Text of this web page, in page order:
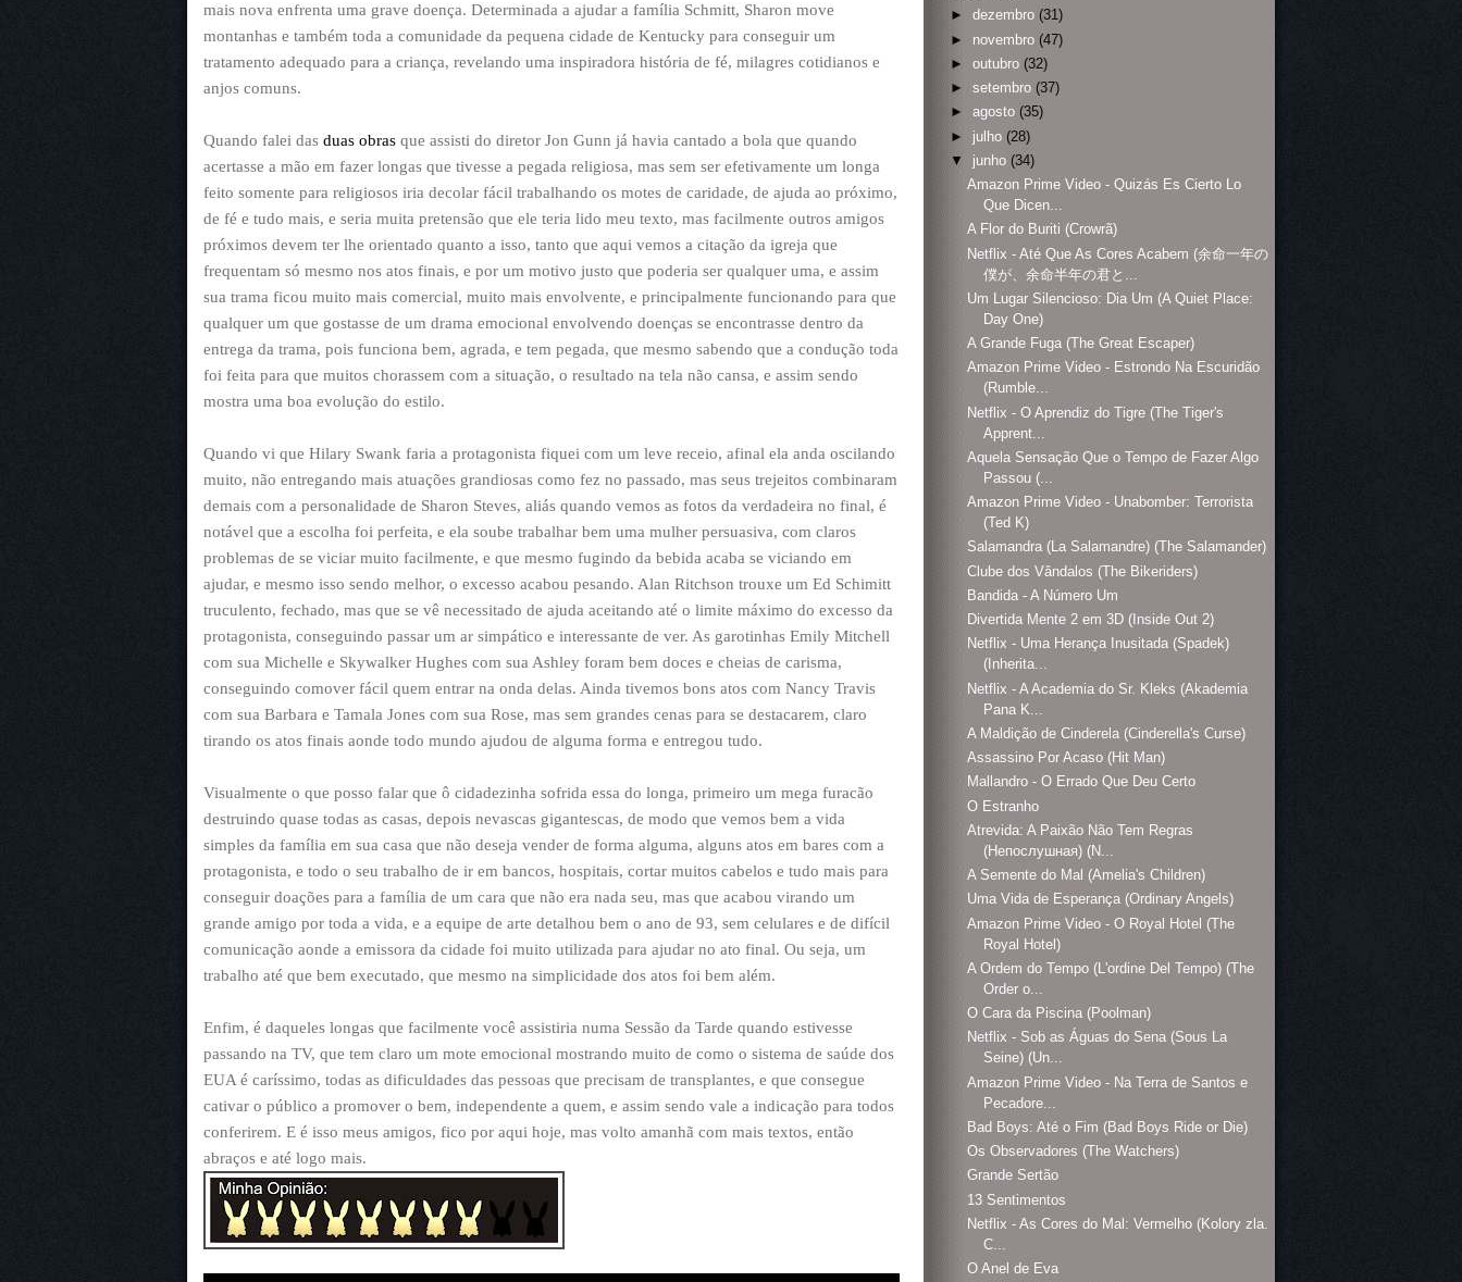
mais nova enfrenta uma grave doença. Determinada a ajudar a família Schmitt, Sharon move
montanhas e também toda a comunidade da pequena cidade de Kentucky para conseguir um
tratamento adequado para a criança, revelando uma inspiradora história de fé, milagres cotidianos e
anjos comuns.
Quando falei das duas obras que assisti do diretor Jon Gunn já havia cantado a bola que quando
acertasse a mão em fazer longas que tivesse a pegada religiosa, mas sem ser efetivamente um longa
feito somente para religiosos iria decolar fácil trabalhando os motes de caridade, de ajuda ao próximo,
de fé e tudo mais, e seria muita pretensão que ele teria lido meu texto, mas facilmente outros amigos
próximos devem ter lhe orientado quanto a isso, tanto que aqui vemos a citação da igreja que
frequentam só mesmo nos atos finais, e por um motivo justo que poderia ser qualquer uma, e assim
sua trama ficou muito mais comercial, muito mais envolvente, e principalmente funcionando para que
qualquer um que gostasse de um drama emocional envolvendo doenças se encontrasse dentro da
entrega da trama, pois funciona bem, agrada, e tem pegada, que mesmo sabendo que a condução toda
foi feita para que muitos chorassem com a situação, o resultado na tela não cansa, e assim sendo
mostra uma boa evolução do estilo.
Quando vi que Hilary Swank faria a protagonista fiquei com um leve receio, afinal ela anda oscilando
muito, não entregando mais atuações grandiosas como fez no passado, mas seus trejeitos combinaram
demais com a personalidade de Sharon Steves, aliás quando vemos as fotos da verdadeira no final, é
notável que a escolha foi perfeita, e ela soube trabalhar bem uma mulher persuasiva, com claros
problemas de se viciar muito facilmente, e que mesmo fugindo da bebida acaba se viciando em
ajudar, e mesmo isso sendo melhor, o excesso acabou pesando. Alan Ritchson trouxe um Ed Schimitt
truculento, fechado, mas que se vê necessitado de ajuda aceitando até o limite máximo do excesso da
protagonista, conseguindo passar um ar simpático e interessante de ver. As garotinhas Emily Mitchell
com sua Michelle e Skywalker Hughes com sua Ashley foram bem doces e cheias de carisma,
conseguindo comover fácil quem entrar na onda delas. Ainda tivemos bons atos com Nancy Travis
com sua Barbara e Tamala Jones com sua Rose, mas sem grandes cenas para se destacarem, claro
tirando os atos finais aonde todo mundo ajudou de alguma forma e entregou tudo.
Visualmente o que posso falar que ô cidadezinha sofrida essa do longa, primeiro um mega furacão
destruindo quase todas as casas, depois nevascas gigantescas, de modo que vemos bem a vida
simples da família em sua casa que não deseja vender de forma alguma, alguns atos em bares com a
protagonista, e todo o seu trabalho de ir em bancos, hospitais, cortar muitos cabelos e tudo mais para
conseguir doações para a família de um cara que não era nada seu, mas que acabou virando um
grande amigo por toda a vida, e a equipe de arte detalhou bem o ano de 93, sem celulares e de difícil
comunicação aonde a emissora da cidade foi muito utilizada para ajudar no ato final. Ou seja, um
trabalho até que bem executado, que mesmo na simplicidade dos atos foi bem além.
Enfim, é daqueles longas que facilmente você assistiria numa Sessão da Tarde quando estivesse
passando na TV, que tem claro um mote emocional mostrando muito de como o sistema de saúde dos
EUA é caríssimo, todas as dificuldades das pessoas que precisam de transplantes, e que consegue
cativar o público a promover o bem, independente a quem, e assim sendo vale a indicação para todos
conferirem. E é isso meus amigos, fico por aqui hoje, mas volto amanhã com mais textos, então
abraços e até logo mais.
► dezembro (31)
► novembro (47)
► outubro (32)
► setembro (37)
► agosto (35)
► julho (28)
▼
junho (34)
Amazon Prime Video - Quizás Es Cierto Lo
Que Dicen...
A Flor do Buriti (Crowrã)
Netflix - Até Que As Cores Acabem (余命一年の
僕が、余命半年の君と...
Um Lugar Silencioso: Dia Um (A Quiet Place:
Day One)
A Grande Fuga (The Great Escaper)
Amazon Prime Video - Estrondo Na Escuridão
(Rumble...
Netflix - O Aprendiz do Tigre (The Tiger's
Apprent...
Aquela Sensação Que o Tempo de Fazer Algo
Passou (...
Amazon Prime Video - Unabomber: Terrorista
(Ted K)
Salamandra (La Salamandre) (The Salamander)
Clube dos Vândalos (The Bikeriders)
Bandida - A Número Um
Divertida Mente 2 em 3D (Inside Out 2)
Netflix - Uma Herança Inusitada (Spadek)
(Inherita...
Netflix - A Academia do Sr. Kleks (Akademia
Pana K...
A Maldição de Cinderela (Cinderella's Curse)
Assassino Por Acaso (Hit Man)
Mallandro - O Errado Que Deu Certo
O Estranho
Atrevida: A Paixão Não Tem Regras
(Непослушная) (N...
A Semente do Mal (Amelia's Children)
Uma Vida de Esperança (Ordinary Angels)
Amazon Prime Video - O Royal Hotel (The
Royal Hotel)
A Ordem do Tempo (L'ordine Del Tempo) (The
Order o...
O Cara da Piscina (Poolman)
Netflix - Sob as Águas do Sena (Sous La
Seine) (Un...
Amazon Prime Video - Na Terra de Santos e
Pecadore...
Bad Boys: Até o Fim (Bad Boys Ride or Die)
Os Observadores (The Watchers)
Grande Sertão
13 Sentimentos
Netflix - As Cores do Mal: Vermelho (Kolory zla.
C...
O Anel de Eva